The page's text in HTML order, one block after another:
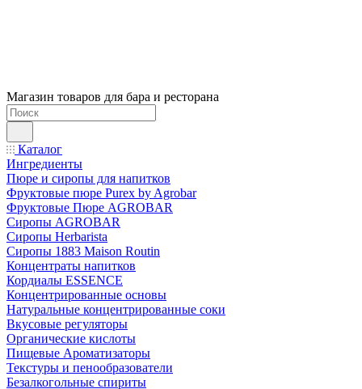
Магазин товаров для бара и ресторана
Каталог
Ингредиенты
Пюре и сиропы для напитков
Фруктовые пюре Purex by Agrobar
Фруктовые Пюре AGROBAR
Сиропы AGROBAR
Сиропы Herbarista
Сиропы 1883 Maison Routin
Концентраты напитков
Кордиалы ESSENCE
Концентрированные основы
Натуральные концентрированные соки
Вкусовые регуляторы
Органические кислоты
Пищевые Ароматизаторы
Текстуры и пенообразователи
Безалкогольные спириты